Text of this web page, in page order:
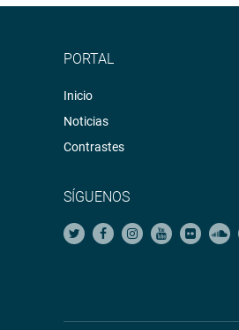
PORTAL
Inicio
Noticias
Contrastes
SÍGUENOS